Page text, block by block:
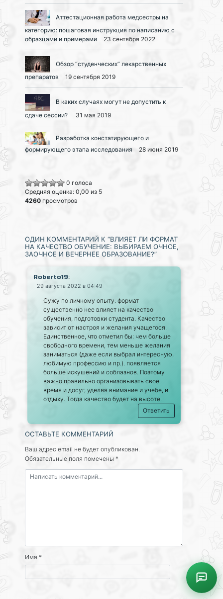
Аттестационная работа медсестры на
категорию: пошаговая инструкция по написанию с
образцами и примерами
23 сентября 2022
Обзор “студенческих” лекарственных
препаратов
19 сентября 2019
В каких случаях могут не допустить к
сдаче сессии?
31 мая 2019
Разработка констатирующего и
формирующего этапа исследования
28 июня 2019
0 голоса
Средняя оценка: 0,00 из 5
4260 просмотров
ОДИН КОММЕНТАРИЙ К “ВЛИЯЕТ ЛИ ФОРМАТ
НА КАЧЕСТВО ОБУЧЕНИЕ: ВЫБИРАЕМ ОЧНОЕ,
ЗАОЧНОЕ И ВЕЧЕРНЕЕ ОБРАЗОВАНИЕ?”
Roberto19:
29 августа 2022 в 04:49
Сужу по личному опыту: формат
существенно нее влияет на качество
обучения, подготовки студента. Качество
зависит от настроя и желания учащегося.
Единственное, что отметил бы: чем больше
свободного времени, тем меньше желания
заниматься (даже если выбрал интересную,
любимую профессию и пр.). появляется
больше искушений и соблазнов. Поэтому
важно правильно организовывать свое
время и досуг, уделяя внимание и учебе, и
отдыху. Тогда качество будет на высоте.
Ответить
ОСТАВЬТЕ КОММЕНТАРИЙ
Ваш адрес email не будет опубликован.
Обязательные поля помечены *
Имя *